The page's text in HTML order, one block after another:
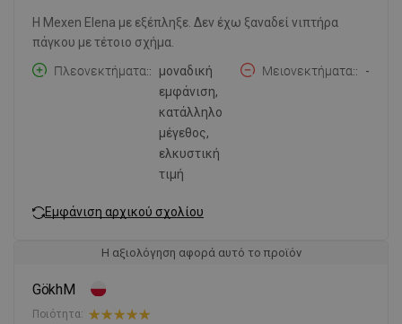
Η Mexen Elena με εξέπληξε. Δεν έχω ξαναδεί νιπτήρα
πάγκου με τέτοιο σχήμα.
Πλεονεκτήματα:
μοναδική
εμφάνιση,
κατάλληλο
μέγεθος,
ελκυστική
τιμή
Μειονεκτήματα: -
Εμφάνιση αρχικού σχολίου
Η αξιολόγηση αφορά αυτό το προϊόν
GökhM
Ποιότητα: